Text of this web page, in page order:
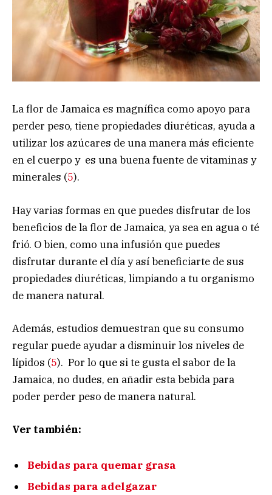
La flor de Jamaica es magnífica como apoyo para
perder peso, tiene propiedades diuréticas, ayuda a
utilizar los azúcares de una manera más eficiente
en el cuerpo y es una buena fuente de vitaminas y
minerales (5).
Hay varias formas en que puedes disfrutar de los
beneficios de la flor de Jamaica, ya sea en agua o té
frió. O bien, como una infusión que puedes
disfrutar durante el día y así beneficiarte de sus
propiedades diuréticas, limpiando a tu organismo
de manera natural.
Además, estudios demuestran que su consumo
regular puede ayudar a disminuir los niveles de
lípidos (5). Por lo que si te gusta el sabor de la
Jamaica, no dudes, en añadir esta bebida para
poder perder peso de manera natural.
Ver también:
Bebidas para quemar grasa
Bebidas para adelgazar